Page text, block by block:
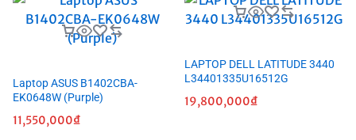
Laptop ASUS B1402CBA-
EK0648W (Purple)
11,550,000₫
LAPTOP DELL LATITUDE 3440
L34401335U16512G
19,800,000₫